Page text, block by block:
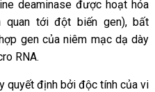
deaminase được hoạt hóa
quan tới đột biến gen), bất
gen của niêm mạc dạ dày
RNA.
quyết định bởi độc tính của vi